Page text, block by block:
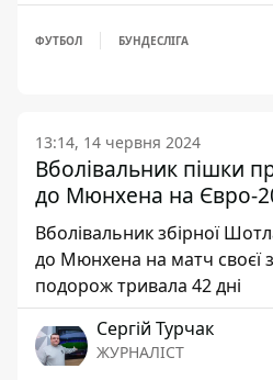
ФУТБОЛ БУНДЕСЛІГА
13:14, 14 червня 2024
Вболівальник пішки
до Мюнхена на Євро-
Вболівальник збірної
до Мюнхена на матч своєї
подорож тривала 42 дні
Сергій Турчак
ЖУРНАЛІСТ